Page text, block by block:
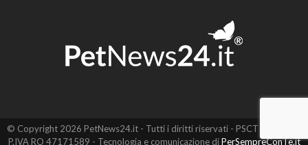
© Copyright 2026 PetNews24.it - Tutti i diritti riservati - PSCT EVO SRL -
P.IVA RO 47171589 - Tecnologia e comunicazione diPerSempreConTe.it